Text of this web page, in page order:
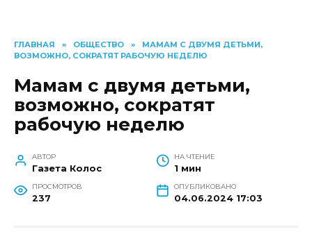
ГЛАВНАЯ » ОБЩЕСТВО »
МАМАМ С ДВУМЯ ДЕТЬМИ,
ВОЗМОЖНО, СОКРАТЯТ РАБОЧУЮ НЕДЕЛЮ
Мамам с двумя детьми,
возможно, сократят
рабочую неделю
АВТОР
Газета Колос
НА ЧТЕНИЕ
1 мин
ПРОСМОТРОВ
237
ОПУБЛИКОВАНО
04.06.2024 17:03